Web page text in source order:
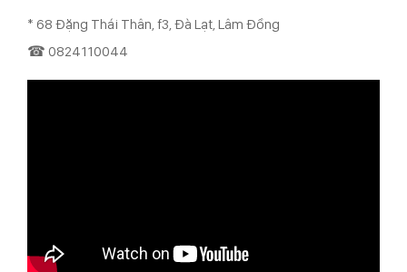
* 68 Đặng Thái Thân, f3, Đà Lạt, Lâm Đồng
☎ 0824110044